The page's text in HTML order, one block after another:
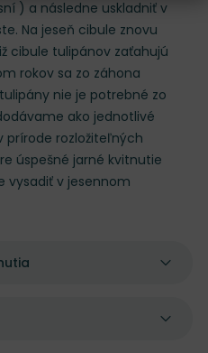
) a následne uskladniť v
Na jeseň cibule znovu
cibule tulipánov zaťahujú
rokov sa zo záhona
nie je potrebné zo
ako jednotlivé
prírode rozložiteľných
úspešné jarné kvitnutie
vysadiť v jesennom